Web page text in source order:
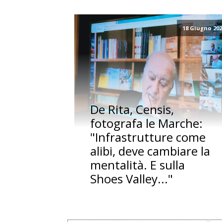
18 Giugno
De Rita, Censis,
fotografa le Marche:
"Infrastrutture come
alibi, deve cambiare la
mentalità. E sulla
Shoes Valley..."